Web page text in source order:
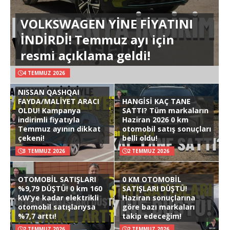
VOLKSWAGEN YİNE FİYATINI
İNDİRDİ! Temmuz ayı için
resmi açıklama geldi!
4 TEMMUZ 2026
NISSAN QASHQAI
FAYDA/MALİYET ARACI
OLDU! Kampanya
indirimli fiyatıyla
Temmuz ayının dikkat
çekeni!
3 TEMMUZ 2026
HANGİSİ KAÇ TANE
SATTI? Tüm markaların
Haziran 2026 0 km
otomobil satış sonuçları
belli oldu!
2 TEMMUZ 2026
OTOMOBİL SATIŞLARI
%9,79 DÜŞTÜ! 0 km 160
kW’ye kadar elektrikli
otomobil satışlarıysa
%7,7 arttı!
0 KM OTOMOBİL
SATIŞLARI DÜŞTÜ!
Haziran sonuçlarına
göre bazı markaları
takip edeceğim!